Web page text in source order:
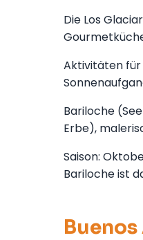
Die Los
Aktivitäten für
Bariloche
Erbe),
Saison:
Bariloche ist
Buenos